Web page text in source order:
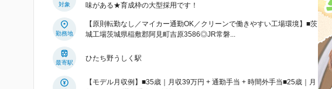
対象
味がある★育成枠の大型採用です！
勤務地
【原則転勤なし／マイカー通勤OK／クリーンで働きやすい工場環境】■茨
城工場茨城県稲敷郡阿見町吉原3586◎JR常磐...
最寄駅
ひたち野うしく駅
【モデル月収例】■35歳｜月収39万円 + 通勤手当 + 時間外手当■25歳｜月